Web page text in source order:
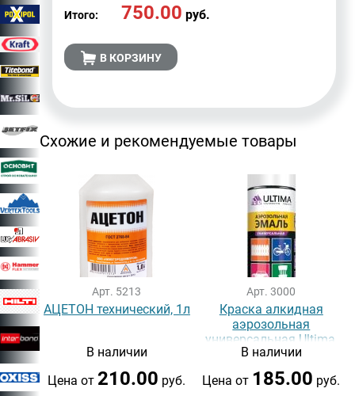
Итого: 750.00 руб.
В КОРЗИНУ
Схожие и рекомендуемые товары
Арт. 5213
АЦЕТОН технический, 1л
В наличии
Цена от 210.00 руб.
Арт. 3000
Краска алкидная
аэрозольная
универсальная Ultima,
БЕЛЫЙ МАТОВЫЙ RAL
9003, 520 мл
В наличии
Цена от 185.00 руб.